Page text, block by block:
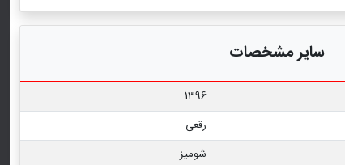
سایر مشخصات
1396
رقعی
شومیز